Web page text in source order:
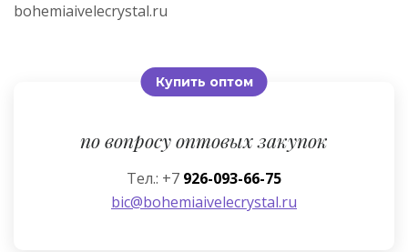
bohemiaivelecrystal.ru
Купить оптом
по вопросу оптовых закупок
Тел.: +7 926-093-66-75
bic@bohemiaivelecrystal.ru